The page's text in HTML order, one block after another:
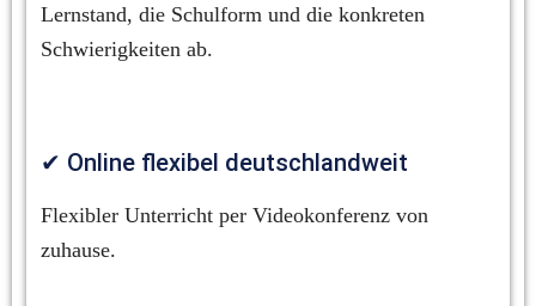
Lernstand, die Schulform und die konkreten
Schwierigkeiten ab.
✔ Online flexibel deutschlandweit
Flexibler Unterricht per Videokonferenz von
zuhause.